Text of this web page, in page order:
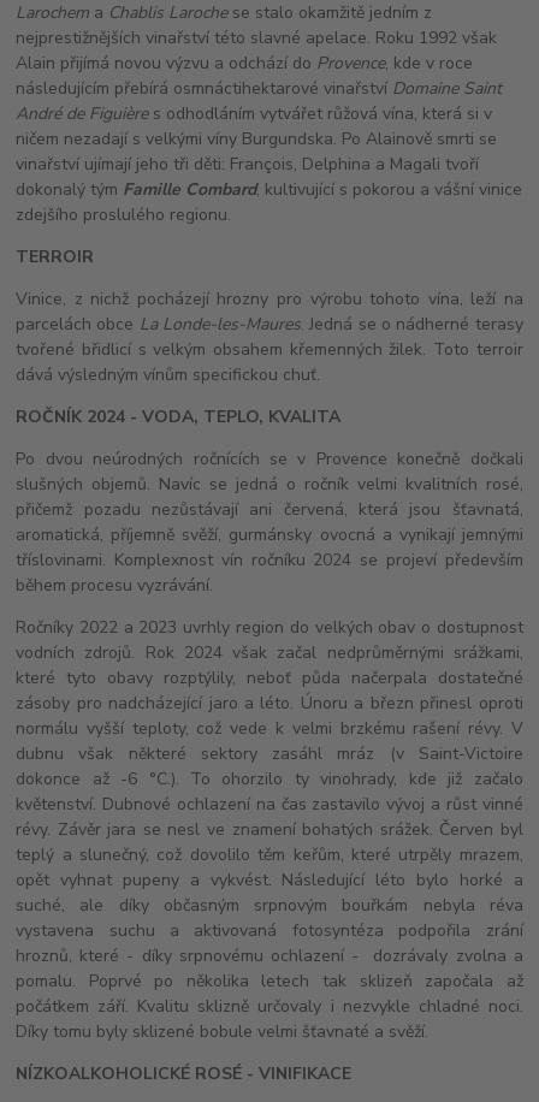
Larochem a Chablis Larochese stalo okamžitě jedním z
nejprestižnějších vinařství této slavné apelace. Roku 1992 však
Alain přijímá novou výzvu a odchází do Provence, kde v roce
následujícím přebírá osmnáctihektarové vinařství Domaine Saint
André de Figuières odhodláním vytvářet růžová vína, která si v
ničem nezadají s velkými víny Burgundska. Po Alainově smrti se
vinařství ujímají jeho tři děti: François, Delphina a Magali tvoří
dokonalý tým Famille Combard, kultivující s pokorou a vášní vinice
zdejšího proslulého regionu.
TERROIR
Vinice, z nichž pocházejí hrozny pro výrobu tohoto vína, leží na
parcelách obce La Londe-les-Maures. Jedná se o nádherné terasy
tvořené břidlicí s velkým obsahem křemenných žilek. Toto terroir
dává výsledným vínům specifickou chuť.
ROČNÍK 2024 - VODA, TEPLO, KVALITA
Po dvou neúrodných ročnících se v Provence konečně dočkali
slušných objemů. Navíc se jedná o ročník velmi kvalitních rosé,
přičemž pozadu nezůstávají ani červená, která jsou šťavnatá,
aromatická, příjemně svěží, gurmánsky ovocná a vynikají jemnými
tříslovinami. Komplexnost vín ročníku 2024 se projeví především
během procesu vyzrávání.
Ročníky 2022 a 2023 uvrhly region do velkých obav o dostupnost
vodních zdrojů. Rok 2024 však začal nedprůměrnými srážkami,
které tyto obavy rozptýlily, neboť půda načerpala dostatečné
zásoby pro nadcházející jaro a léto. Únoru a březn přinesl oproti
normálu vyšší teploty, což vede k velmi brzkému rašení révy. V
dubnu však některé sektory zasáhl mráz (v Saint-Victoire
dokonce až -6 °C.). To ohorzilo ty vinohrady, kde již začalo
květenství. Dubnové ochlazení na čas zastavilo vývoj a růst vinné
révy. Závěr jara se nesl ve znamení bohatých srážek. Červen byl
teplý a slunečný, což dovolilo těm keřům, které utrpěly mrazem,
opět vyhnat pupeny a vykvést. Následující léto bylo horké a
suché, ale díky občasným srpnovým bouřkám nebyla réva
vystavena suchu a aktivovaná fotosyntéza podpořila zrání
hroznů, které - díky srpnovému ochlazení - dozrávaly zvolna a
pomalu. Poprvé po několika letech tak sklizeň započala až
počátkem září. Kvalitu sklizně určovaly i nezvykle chladné noci.
Díky tomu byly sklizené bobule velmi šťavnaté a svěží.
NÍZKOALKOHOLICKÉ ROSÉ - VINIFIKACE